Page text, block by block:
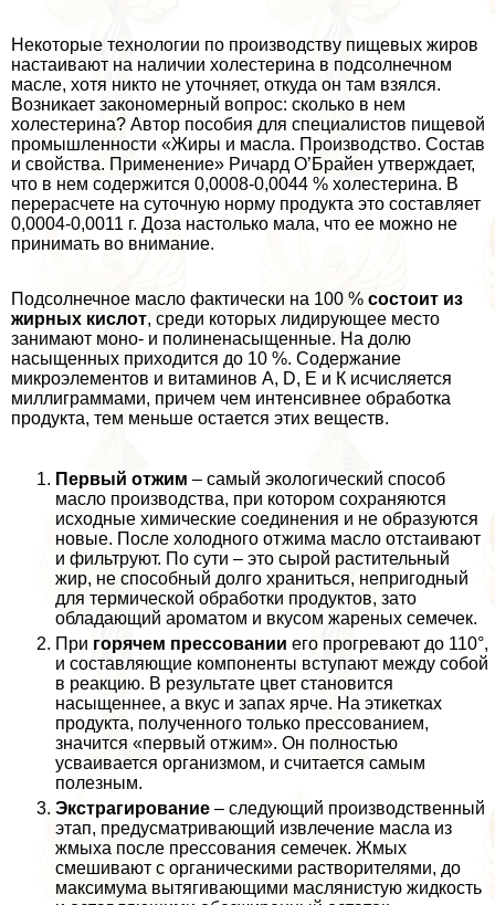
Некоторые технологии по производству пищевых жиров
настаивают на наличии холестерина в подсолнечном
масле, хотя никто не уточняет, откуда он там взялся.
Возникает закономерный вопрос: сколько в нем
холестерина? Автор пособия для специалистов пищевой
промышленности «Жиры и масла. Производство. Состав
и свойства. Применение» Ричард О’Брайен утверждает,
что в нем содержится 0,0008-0,0044 % холестерина. В
перерасчете на суточную норму продукта это составляет
0,0004-0,0011 г. Доза настолько мала, что ее можно не
принимать во внимание.
Подсолнечное масло фактически на 100 % состоит из
жирных кислот, среди которых лидирующее место
занимают моно- и полиненасыщенные. На долю
насыщенных приходится до 10 %. Содержание
микроэлементов и витаминов А, D, Е и К исчисляется
миллиграммами, причем чем интенсивнее обработка
продукта, тем меньше остается этих веществ.
Первый отжим – самый экологический способ
масло производства, при котором сохраняются
исходные химические соединения и не образуются
новые. После холодного отжима масло отстаивают
и фильтруют. По сути – это сырой растительный
жир, не способный долго храниться, непригодный
для термической обработки продуктов, зато
обладающий ароматом и вкусом жареных семечек.
При горячем прессовании его прогревают до 110°,
и составляющие компоненты вступают между собой
в реакцию. В результате цвет становится
насыщеннее, а вкус и запах ярче. На этикетках
продукта, полученного только прессованием,
значится «первый отжим». Он полностью
усваивается организмом, и считается самым
полезным.
Экстрагирование – следующий производственный
этап, предусматривающий извлечение масла из
жмыха после прессования семечек. Жмых
смешивают с органическими растворителями, до
максимума вытягивающими маслянистую жидкость